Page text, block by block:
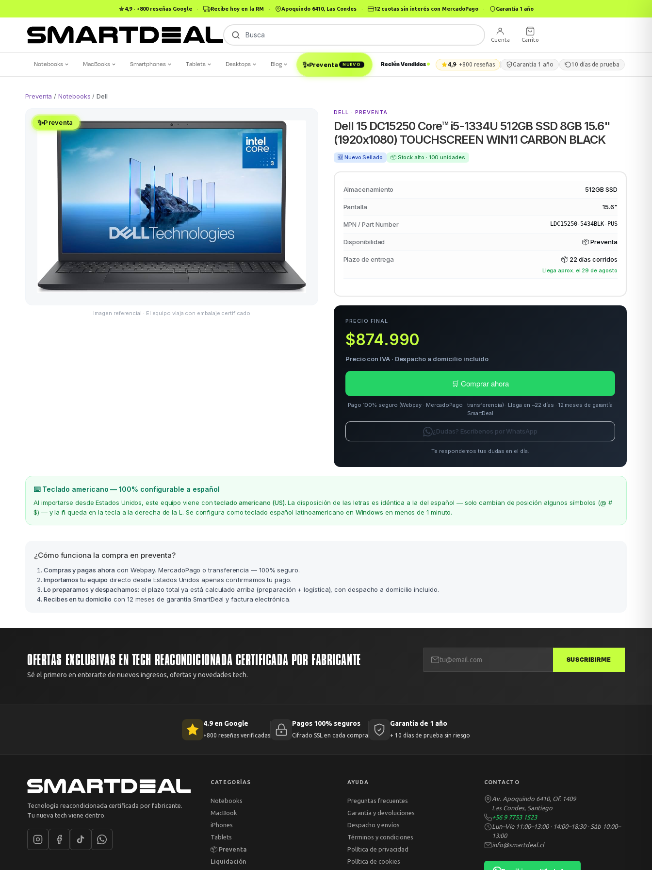
4,9 · +800 reseñas Google · Recibe hoy en la RM · Apoquindo 6410, Las Condes · 12 cuotas sin interés con MercadoPago · Garantía 1 año
Busca
Cuenta Carrito
Notebooks MacBooks Smartphones Tablets Desktops Blog ✨Preventa NUEVO Recién Vendidos 4,9· +800 reseñas Garantía 1 año 10 días de prueba
Preventa /Notebooks /Dell
✨Preventa
Imagen referencial · El equipo viaja con embalaje certificado
DELL · PREVENTA
Dell 15 DC15250 Core™ i5-1334U 512GB SSD 8GB 15.6"
(1920x1080) TOUCHSCREEN WIN11 CARBON BLACK
🆕 Nuevo Sellado 📦 Stock alto · 100 unidades
Almacenamiento 512GB SSD
Pantalla 15.6"
MPN / Part Number LDC15250-5434BLK-PUS
Disponibilidad 📦 Preventa
Plazo de entrega 📦 22 días corridos
Llega aprox. el 29 de agosto
PRECIO FINAL
$874.990
Precio con IVA · Despacho a domicilio incluido
🛒 Comprar ahora
Pago 100% seguro (Webpay · MercadoPago · transferencia) · Llega en ~22 días · 12 meses de garantía
SmartDeal
¿Dudas? Escríbenos por WhatsApp
Te respondemos tus dudas en el día.
⌨️ Teclado americano — 100% configurable a español
Al importarse desde Estados Unidos, este equipo viene conteclado americano (US). La disposición de las letras es idéntica a la del español — solo cambian de posición algunos símbolos (@ #
$) — y lañ queda en la tecla a la derecha de la L. Se configura como teclado español latinoamericano en Windows en menos de 1 minuto.
¿Cómo funciona la compra en preventa?
Compras y pagas ahora con Webpay, MercadoPago o transferencia — 100% seguro.
Importamos tu equipo directo desde Estados Unidos apenas confirmamos tu pago.
Lo preparamos y despachamos: el plazo total ya está calculado arriba (preparación + logística), con despacho a domicilio incluido.
Recibes en tu domicilio con 12 meses de garantía SmartDeal y factura electrónica.
OFERTAS EXCLUSIVAS EN TECH REACONDICIONADA CERTIFICADA POR FABRICANTE
Sé el primero en enterarte de nuevos ingresos, ofertas y novedades tech.
SUSCRIBIRME
4.9 en Google
+800 reseñas verificadas
Pagos 100% seguros
Cifrado SSL en cada compra
Garantía de 1 año
+ 10 días de prueba sin riesgo
Tecnología reacondicionada certificada por fabricante.
Tu nueva tech viene dentro.
CATEGORÍAS
Notebooks
MacBook
iPhones
Tablets
📦 Preventa
Liquidación
AYUDA
Preguntas frecuentes
Garantía y devoluciones
Despacho y envíos
Términos y condiciones
Política de privacidad
Política de cookies
CONTACTO
Av. Apoquindo 6410, Of. 1409
Las Condes, Santiago
+56 9 7753 1523
Lun–Vie 11:00–13:00 · 14:00–18:30 · Sáb 10:00–
13:00
info@smartdeal.cl